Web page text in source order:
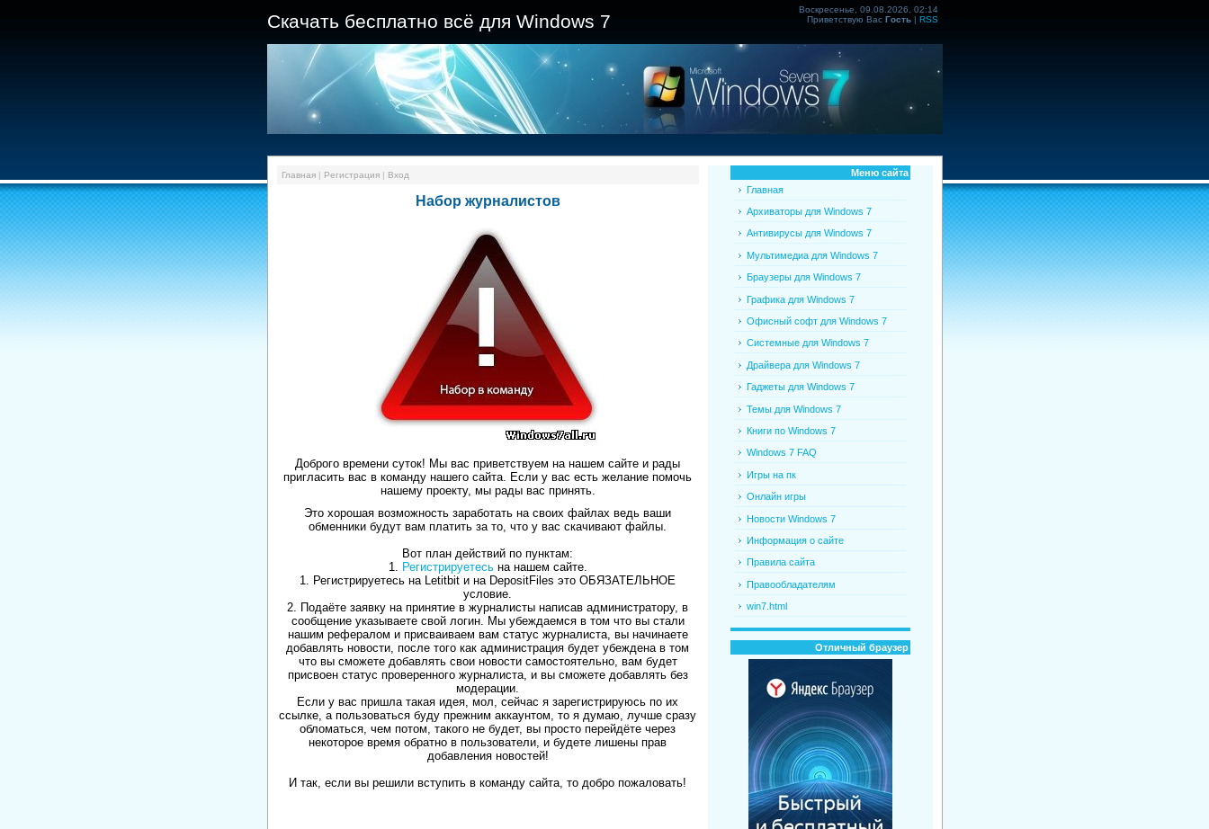
Воскресенье, 09.08.2026, 02:14
Приветствую Вас Гость| RSS
Скачать бесплатно всё для Windows 7
Главная| Регистрация| Вход
Набор журналистов
Доброго времени суток! Мы вас приветствуем на нашем сайте и рады
пригласить вас в команду нашего сайта. Если у вас есть желание помочь
нашему проекту, мы рады вас принять.
Это хорошая возможность заработать на своих файлах ведь ваши
обменники будут вам платить за то, что у вас скачивают файлы.
Вот план действий по пунктам:
1. Регистрируетесьна нашем сайте.
1. Регистрируетесь на Letitbit и на DepositFiles это ОБЯЗАТЕЛЬНОЕ
условие.
2. Подаёте заявку на принятие в журналисты написав администратору, в
сообщение указываете свой логин. Мы убеждаемся в том что вы стали
нашим рефералом и присваиваем вам статус журналиста, вы начинаете
добавлять новости, после того как администрация будет убеждена в том
что вы сможете добавлять свои новости самостоятельно, вам будет
присвоен статус проверенного журналиста, и вы сможете добавлять без
модерации.
Если у вас пришла такая идея, мол, сейчас я зарегистрируюсь по их
ссылке, а пользоваться буду прежним аккаунтом, то я думаю, лучше сразу
обломаться, чем потом, такого не будет, вы просто перейдёте через
некоторое время обратно в пользователи, и будете лишены прав
добавления новостей!
И так, если вы решили вступить в команду сайта, то добро пожаловать!
Меню сайта
Главная
Архиваторы для Windows 7
Антивирусы для Windows 7
Мультимедиа для Windows 7
Браузеры для Windows 7
Графика для Windows 7
Офисный софт для Windows 7
Системные для Windows 7
Драйвера для Windows 7
Гаджеты для Windows 7
Темы для Windows 7
Книги по Windows 7
Windows 7 FAQ
Игры на пк
Онлайн игры
Новости Windows 7
Информация о сайте
Правила сайта
Правообладателям
win7.html
Отличный браузер